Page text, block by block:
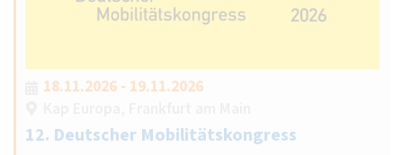
18.11.2026 - 19.11.2026
12. Deutscher Mobilitätskongress